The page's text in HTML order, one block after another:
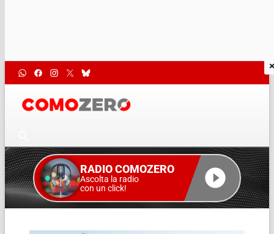
RADIO COMOZERO
Ascolta la radio
con un click!